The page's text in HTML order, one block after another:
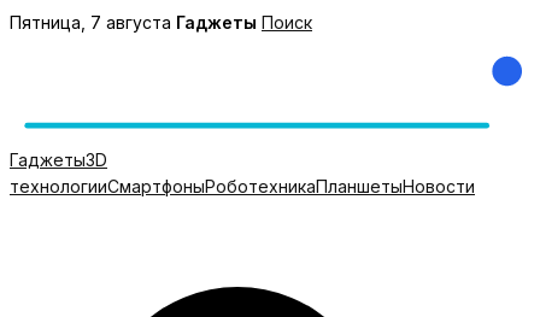
Перейти
Пятница, 7 августа Гаджеты Поиск
Гаджеты3D
технологииСмартфоныРоботехникаПланшетыНовости